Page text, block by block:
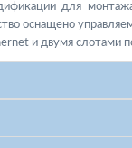
для
оснащено
и двумя